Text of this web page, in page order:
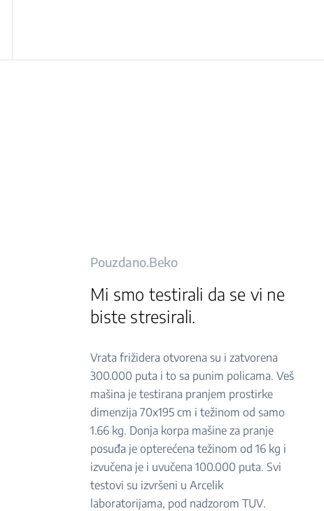
Pouzdano.Beko
Mi smo testirali da se vi ne
biste stresirali.
Vrata frižidera otvorena su i zatvorena
300.000 puta i to sa punim policama. Veš
mašina je testirana pranjem prostirke
dimenzija 70x195 cm i težinom od samo
1.66 kg. Donja korpa mašine za pranje
posuđa je opterećena težinom od 16 kg i
izvučena je i uvučena 100.000 puta. Svi
testovi su izvršeni u Arcelik
laboratorijama, pod nadzorom TUV.